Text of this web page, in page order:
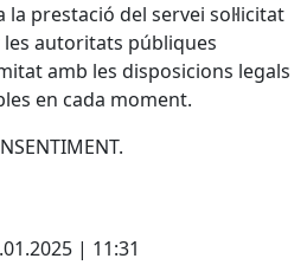
prestació del servei sol·licitat
autoritats públiques
amb les disposicions legals
en cada moment.
| 11:31